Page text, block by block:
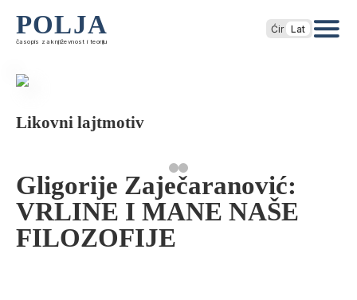
POLJA
časopis za književnost i teoriju
Ćir Lat
Likovni lajtmotiv
Gligorije Zaječaranović:
VRLINE I MANE NAŠE
FILOZOFIJE